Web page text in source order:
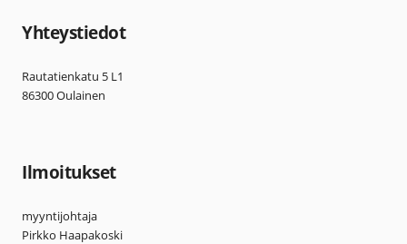
Yhteystiedot
Rautatienkatu 5 L1
86300 Oulainen
Ilmoitukset
myyntijohtaja
Pirkko Haapakoski